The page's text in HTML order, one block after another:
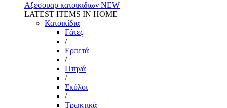
Αξεσουαρ κατοικιδιων NEW
LATEST ITEMS IN HOME
Κατοικίδια
Γάτες
/
Ερπετά
/
Πτηνά
/
Σκύλοι
/
Τρωκτικά